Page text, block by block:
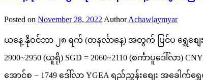
Posted on November 28, 2022 Author Achawlaymyar
ယနေ့ နိုဝင်ဘာ ၂၈ ရက် (တနင်္လာနေ့) အတွက် ပြင်ပ ရွှေစျေး၊
2900~2950 (ယူရို) SGD = 2060~2110 (စင်္ကာပူဒေါ်လာ)
အောင်စ − 1749 ဒေါ်လာ YGEA ရည်ညွှန်းစျေး အခေါက်ရွှ